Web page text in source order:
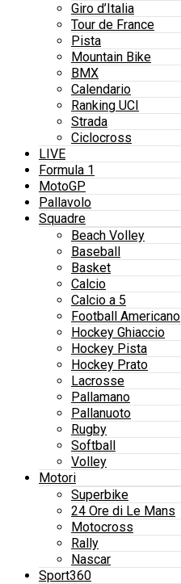
Giro d’Italia
Tour de France
Pista
Mountain Bike
BMX
Calendario
Ranking UCI
Strada
Ciclocross
LIVE
Formula 1
MotoGP
Pallavolo
Squadre
Beach Volley
Baseball
Basket
Calcio
Calcio a 5
Football Americano
Hockey Ghiaccio
Hockey Pista
Hockey Prato
Lacrosse
Pallamano
Pallanuoto
Rugby
Softball
Volley
Motori
Superbike
24 Ore di Le Mans
Motocross
Rally
Nascar
Sport360